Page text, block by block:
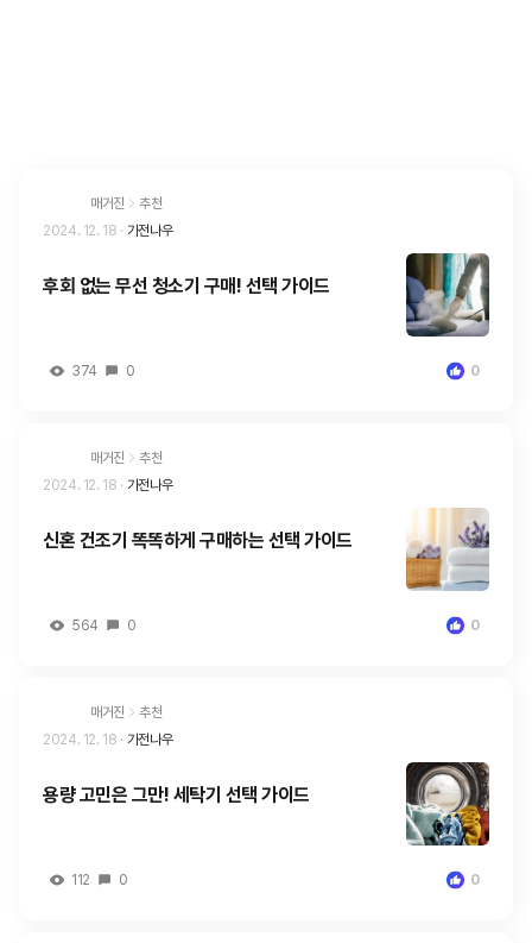
매거진
추천
2024. 12. 18 · 가전나우
후회 없는 무선 청소기 구매! 선택 가이드
374 0 0
매거진
추천
2024. 12. 18 · 가전나우
신혼 건조기 똑똑하게 구매하는 선택 가이드
564 0 0
매거진
추천
2024. 12. 18 · 가전나우
용량 고민은 그만! 세탁기 선택 가이드
112 0 0